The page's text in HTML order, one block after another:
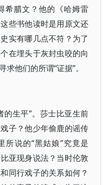
希腊文？他的《哈姆雷
些书他读时是用原文还
实有哪几点不符？为了
在埋头于灰封虫咬的向
他们的所谓“证据”。
的生平”。莎士比亚生前
子？他少年偷鹿的谣传
所说的“黑姑娘”究竟是
亚现身说法？当时伦敦
同行戏子的关系如何？